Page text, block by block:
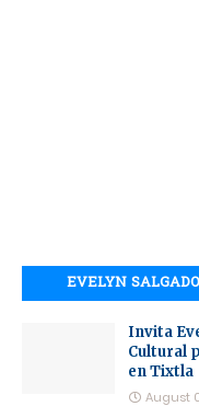
EVELYN SALGADO
Invita
Cultural
en Tixtla
August